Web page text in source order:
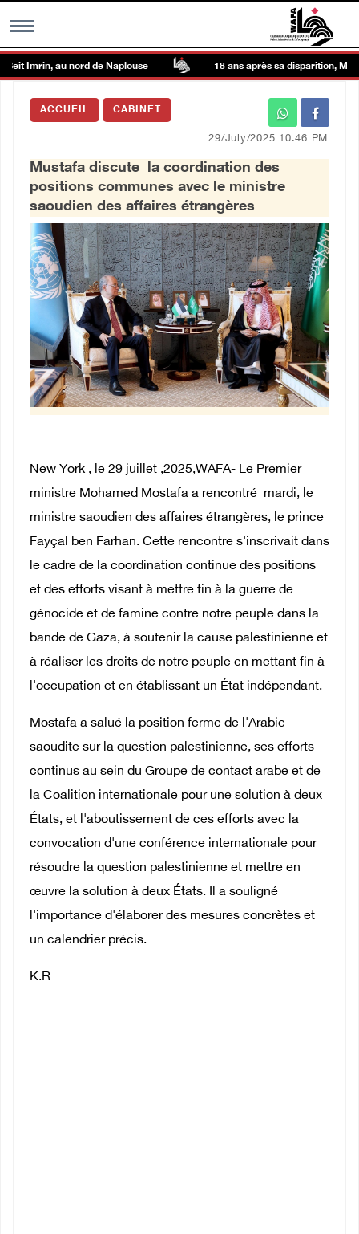
MENU
Galerie d’images
Centre palestinien
العربية
au nord de Naplouse 18 ans après sa disparition, Mahmoud
ACCUEIL CABINET
29/July/2025 10:46 PM
Mustafa discute la coordination des
positions communes avec le ministre
saoudien des affaires étrangères
New York , le 29 juillet ,2025,WAFA- Le Premier
ministre Mohamed Mostafa a rencontré mardi, le
ministre saoudien des affaires étrangères, le prince
Fayçal ben Farhan. Cette rencontre s'inscrivait dans
le cadre de la coordination continue des positions
et des efforts visant à mettre fin à la guerre de
génocide et de famine contre notre peuple dans la
bande de Gaza, à soutenir la cause palestinienne et
à réaliser les droits de notre peuple en mettant fin à
l'occupation et en établissant un État indépendant.
Mostafa a salué la position ferme de l'Arabie
saoudite sur la question palestinienne, ses efforts
continus au sein du Groupe de contact arabe et de
la Coalition internationale pour une solution à deux
États, et l'aboutissement de ces efforts avec la
convocation d'une conférence internationale pour
résoudre la question palestinienne et mettre en
œuvre la solution à deux États. Il a souligné
l'importance d'élaborer des mesures concrètes et
un calendrier précis.
K.R